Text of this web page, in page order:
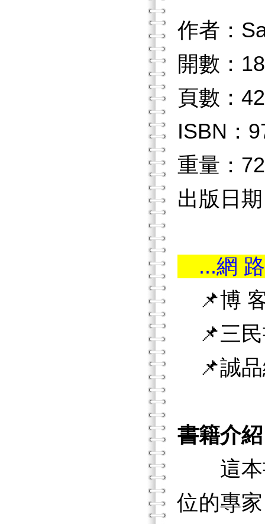
作者：
開數：18
頁數：
ISBN：
重量：
出版日
...網
📌博
📌三民
📌誠品
書籍介紹
這本書
位的專